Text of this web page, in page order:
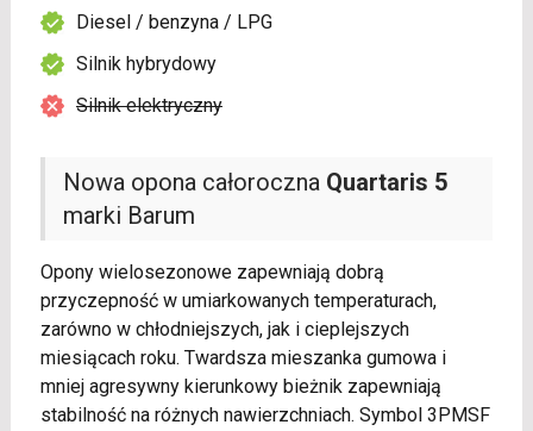
Nowa opona całoroczna Quartaris 5
marki Barum
Opony wielosezonowe zapewniają dobrą
przyczepność w umiarkowanych temperaturach,
zarówno w chłodniejszych, jak i cieplejszych
miesiącach roku. Twardsza mieszanka gumowa i
mniej agresywny kierunkowy bieżnik zapewniają
stabilność na różnych nawierzchniach. Symbol 3PMSF
Diesel / benzyna / LPG
Silnik hybrydowy
Silnik elektryczny